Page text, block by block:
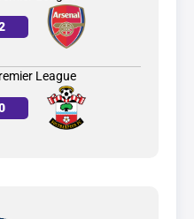
League